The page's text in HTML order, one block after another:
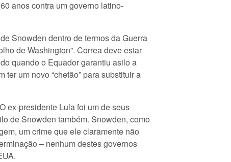
anos contra um governo latino-
Snowden dentro de termos da Guerra
de Washington”. Correa deve estar
quando o Equador garantiu asilo a
um novo “chefão” para substituir a
ex-presidente Lula foi um de seus
de Snowden também. Snowden, como
um crime que ele claramente não
– nenhum destes governos